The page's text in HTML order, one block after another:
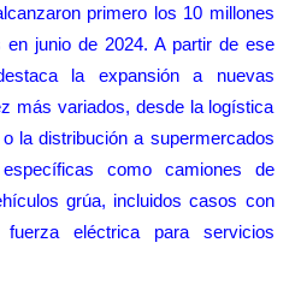
primero los 10 millones
junio de 2024. A partir de ese
la expansión a nuevas
más variados, desde la logística
la distribución a supermercados
como camiones de
grúa, incluidos casos con
eléctrica para servicios